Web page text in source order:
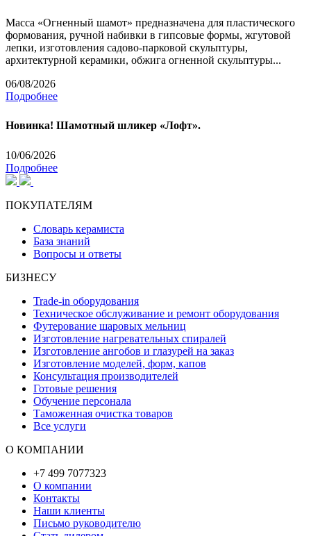
Масса «Огненный шамот» предназначена для пластического
формования, ручной набивки в гипсовые формы, жгутовой
лепки, изготовления садово-парковой скульптуры,
архитектурной керамики, обжига огненной скульптуры...
06/08/2026
Подробнее
Новинка! Шамотный шликер «Лофт».
10/06/2026
Подробнее
ПОКУПАТЕЛЯМ
Словарь керамиста
База знаний
Вопросы и ответы
БИЗНЕСУ
Trade-in оборудования
Техническое обслуживание и ремонт оборудования
Футерование шаровых мельниц
Изготовление нагревательных спиралей
Изготовление ангобов и глазурей на заказ
Изготовление моделей, форм, капов
Консультация производителей
Готовые решения
Обучение персонала
Таможенная очистка товаров
Все услуги
О КОМПАНИИ
+7 499 7077323
О компании
Контакты
Наши клиенты
Письмо руководителю